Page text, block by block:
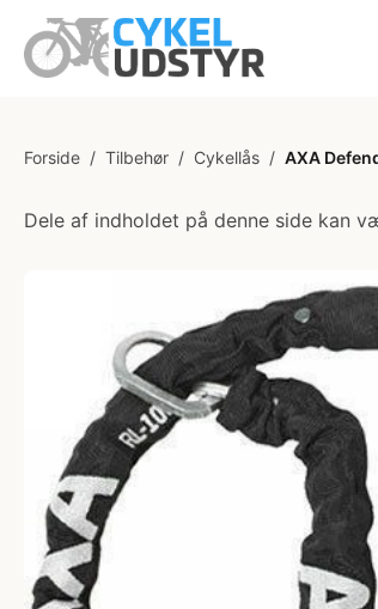
Forside / Tilbehør / Cykellås / AXA
Dele af indholdet på denne side kan